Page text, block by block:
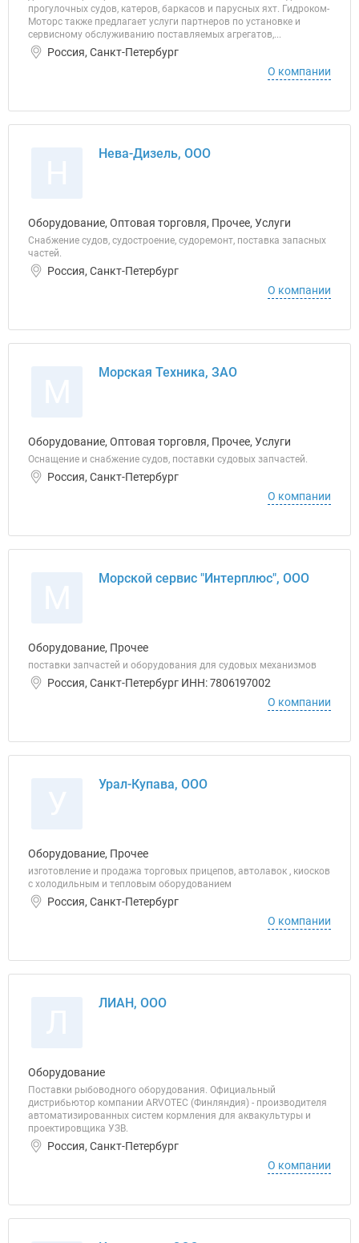
прогулочных судов, катеров, баркасов и парусных яхт. Гидроком-
Моторс также предлагает услуги партнеров по установке и
сервисному обслуживанию поставляемых агрегатов,...
Россия, Санкт-Петербург
О компании
Нева-Дизель, ООО
Оборудование, Оптовая торговля, Прочее, Услуги
Снабжение судов, судостроение, судоремонт, поставка запасных
частей.
Россия, Санкт-Петербург
О компании
Морская Техника, ЗАО
Оборудование, Оптовая торговля, Прочее, Услуги
Оснащение и снабжение судов, поставки судовых запчастей.
Россия, Санкт-Петербург
О компании
Морской сервис "Интерплюс", ООО
Оборудование, Прочее
поставки запчастей и оборудования для судовых механизмов
Россия, Санкт-Петербург ИНН: 7806197002
О компании
Урал-Купава, ООО
Оборудование, Прочее
изготовление и продажа торговых прицепов, автолавок , киосков
с холодильным и тепловым оборудованием
Россия, Санкт-Петербург
О компании
ЛИАН, ООО
Оборудование
Поставки рыбоводного оборудования. Официальный
дистрибьютор компании ARVOTEC (Финляндия) - производителя
автоматизированных систем кормления для аквакультуры и
проектировщика УЗВ.
Россия, Санкт-Петербург
О компании